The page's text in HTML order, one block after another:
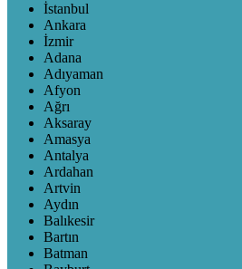
İstanbul
Ankara
İzmir
Adana
Adıyaman
Afyon
Ağrı
Aksaray
Amasya
Antalya
Ardahan
Artvin
Aydın
Balıkesir
Bartın
Batman